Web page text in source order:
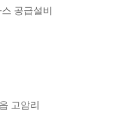
공급설비
고암리